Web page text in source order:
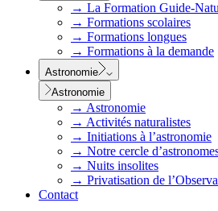
→ La Formation Guide-
→ Formations scolaires
→ Formations longues
→ Formations à la demande
Astronomie
Astronomie
→ Astronomie
→ Activités naturalistes
→ Initiations à l’astronomie
→ Notre cercle
→ Nuits insolites
→ Privatisation de
Contact